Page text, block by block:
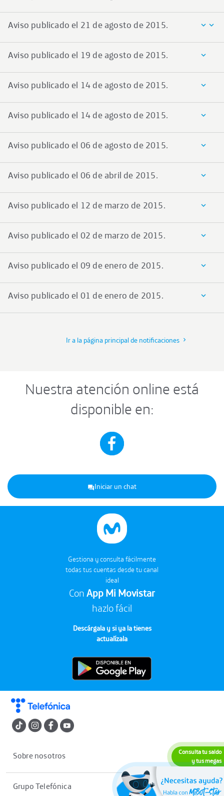
Aviso publicado el 21 de agosto de 2015.
Aviso publicado el 19 de agosto de 2015.
Aviso publicado el 14 de agosto de 2015.
Aviso publicado el 14 de agosto de 2015.
Aviso publicado el 06 de agosto de 2015.
Aviso publicado el 06 de abril de 2015.
Aviso publicado el 12 de marzo de 2015.
Aviso publicado el 02 de marzo de 2015.
Aviso publicado el 09 de enero de 2015.
Aviso publicado el 01 de enero de 2015.
Ir a la página principal de notificaciones
Nuestra atención online está
disponible en:
Iniciar un chat
Gestiona y consulta fácilmente
todas tus cuentas desde tu canal
ideal
Con App Mi Movistar
hazlo fácil
Descárgala y si ya la tienes
actualízala
Sobre nosotros
Grupo Telefónica
Consulta tu saldo
y tus megas